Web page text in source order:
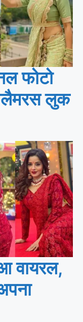
फोटो
लुक
वायरल,